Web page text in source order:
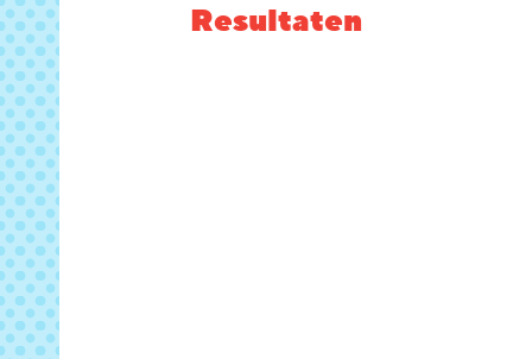
Resultaten